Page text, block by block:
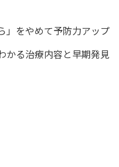
」をやめて予防力アップ
かる治療内容と早期発見